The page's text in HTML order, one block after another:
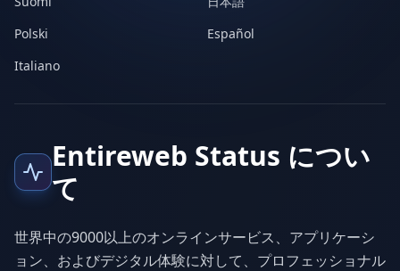
Polski
Español
Italiano
Entireweb Status につい
て
世界中の9000以上のオンラインサービス、アプリケーシ
ョン、およびデジタル体験に対して、プロフェッショナル